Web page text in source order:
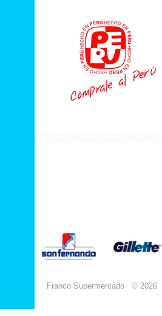
Franco Supermercado © 2026